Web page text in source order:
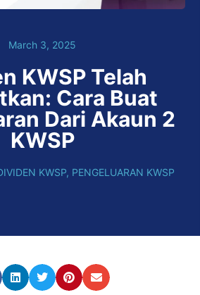
March 3, 2025
KWSP Telah
Cara Buat
Dari Akaun 2
KWSP
KWSP, PENGELUARAN KWSP